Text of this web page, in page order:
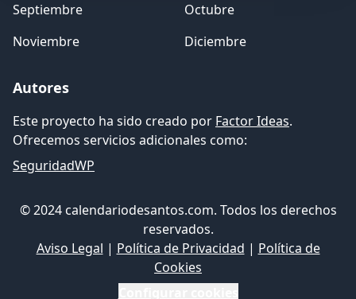
Septiembre
Octubre
Noviembre
Diciembre
Autores
Este proyecto ha sido creado por Factor Ideas.
Ofrecemos servicios adicionales como:
SeguridadWP
© 2024 calendariodesantos.com. Todos los derechos
reservados.
Aviso Legal | Política de Privacidad | Política de
Cookies